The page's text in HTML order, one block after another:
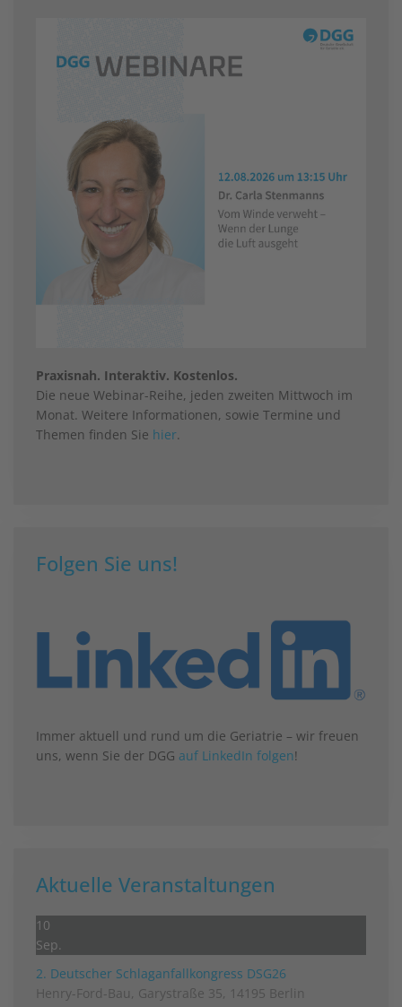
Praxisnah. Interaktiv. Kostenlos.
Die neue Webinar-Reihe, jeden zweiten Mittwoch im
Monat. Weitere Informationen, sowie Termine und
Themen finden Sie hier.
Folgen Sie uns!
Immer aktuell und rund um die Geriatrie – wir freuen
uns, wenn Sie der DGG auf LinkedIn folgen!
Aktuelle Veranstaltungen
10
Sep.
2. Deutscher Schlag­anfall­kongress DSG26
Henry-Ford-Bau, Garystraße 35, 14195 Berlin